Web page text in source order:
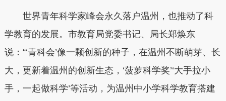
世界青年科学家峰会永久落户温州，也推动了科
学教育的发展。市教育局党委书记、局长郑焕东
说：“‘青科会’像一颗创新的种子，在温州不断萌芽、长
大，更新着温州的创新生态，‘菠萝科学奖’‘大手拉小
手，一起做科学’等活动，为温州中小学科学教育搭建